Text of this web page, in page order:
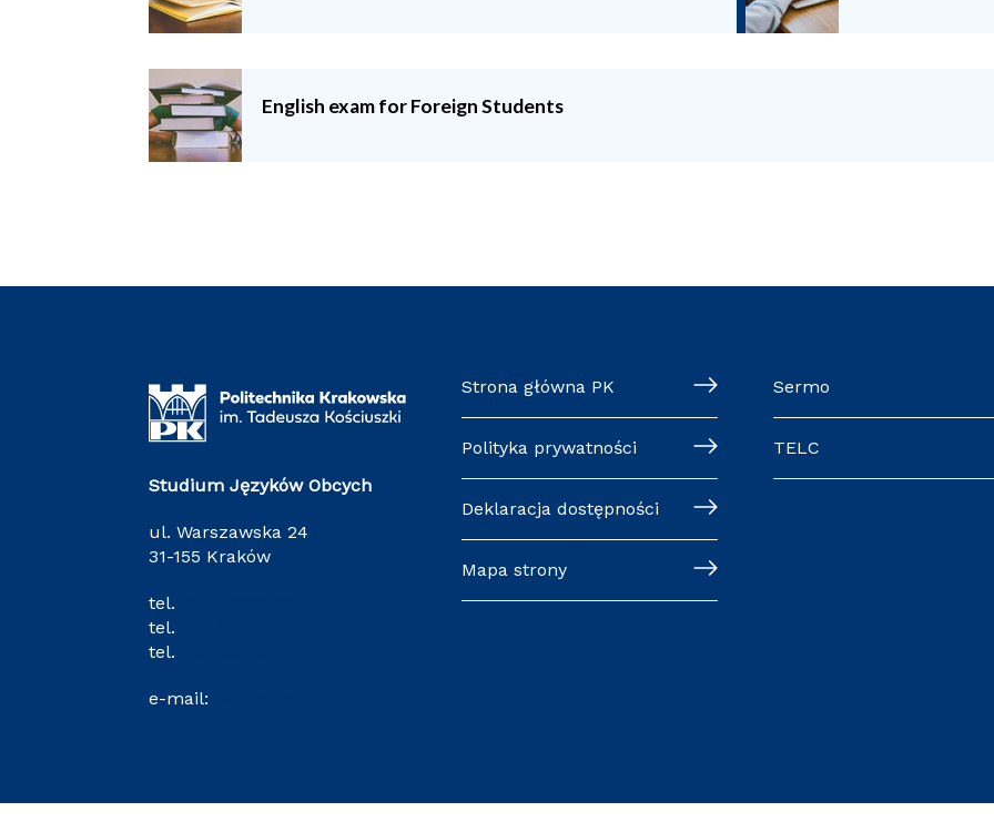
English exam for Foreign Students
Studium Języków Obcych
ul. Warszawska 24
31-155 Kraków
tel.
tel.
tel.
e-mail:
Strona główna PK
Polityka prywatności
Deklaracja dostępności
Mapa strony
Sermo
TELC